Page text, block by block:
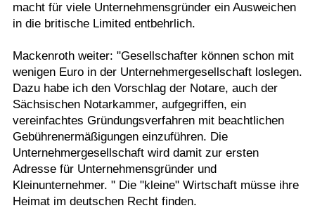
macht für viele Unternehmensgründer ein Ausweichen
in die britische Limited entbehrlich.
Mackenroth weiter: "Gesellschafter können schon mit
wenigen Euro in der Unternehmergesellschaft loslegen.
Dazu habe ich den Vorschlag der Notare, auch der
Sächsischen Notarkammer, aufgegriffen, ein
vereinfachtes Gründungsverfahren mit beachtlichen
Gebührenermäßigungen einzuführen. Die
Unternehmergesellschaft wird damit zur ersten
Adresse für Unternehmensgründer und
Kleinunternehmer. " Die "kleine" Wirtschaft müsse ihre
Heimat im deutschen Recht finden.